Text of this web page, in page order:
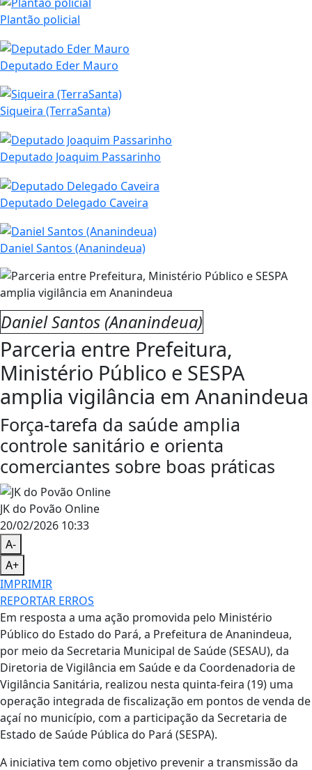
Plantão policial
Deputado Eder Mauro
Siqueira (TerraSanta)
Deputado Joaquim Passarinho
Deputado Delegado Caveira
Daniel Santos (Ananindeua)
Daniel Santos (Ananindeua)
Parceria entre Prefeitura,
Ministério Público e SESPA
amplia vigilância em Ananindeua
Força-tarefa da saúde amplia
controle sanitário e orienta
comerciantes sobre boas práticas
JK do Povão Online
20/02/2026 10:33
A-
A+
IMPRIMIR
REPORTAR ERROS
Em resposta a uma ação promovida pelo Ministério
Público do Estado do Pará, a Prefeitura de Ananindeua,
por meio da Secretaria Municipal de Saúde (SESAU), da
Diretoria de Vigilância em Saúde e da Coordenadoria de
Vigilância Sanitária, realizou nesta quinta-feira (19) uma
operação integrada de fiscalização em pontos de venda de
açaí no município, com a participação da Secretaria de
Estado de Saúde Pública do Pará (SESPA).
A iniciativa tem como objetivo prevenir a transmissão da